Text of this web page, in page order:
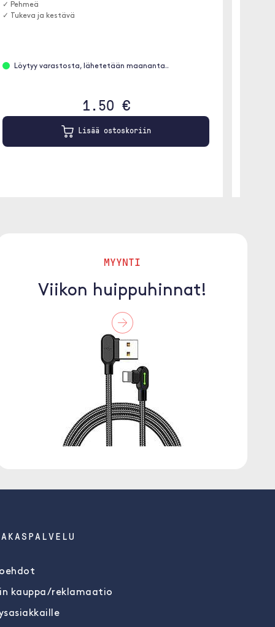
✓ Pehmeä
✓ Tukeva ja kestävä
Löytyy varastosta, lähetetään maananta..
1.50 €
Lisää ostoskoriin
MYYNTI
Viikon huippuhinnat!
kauppa/reklamaatio